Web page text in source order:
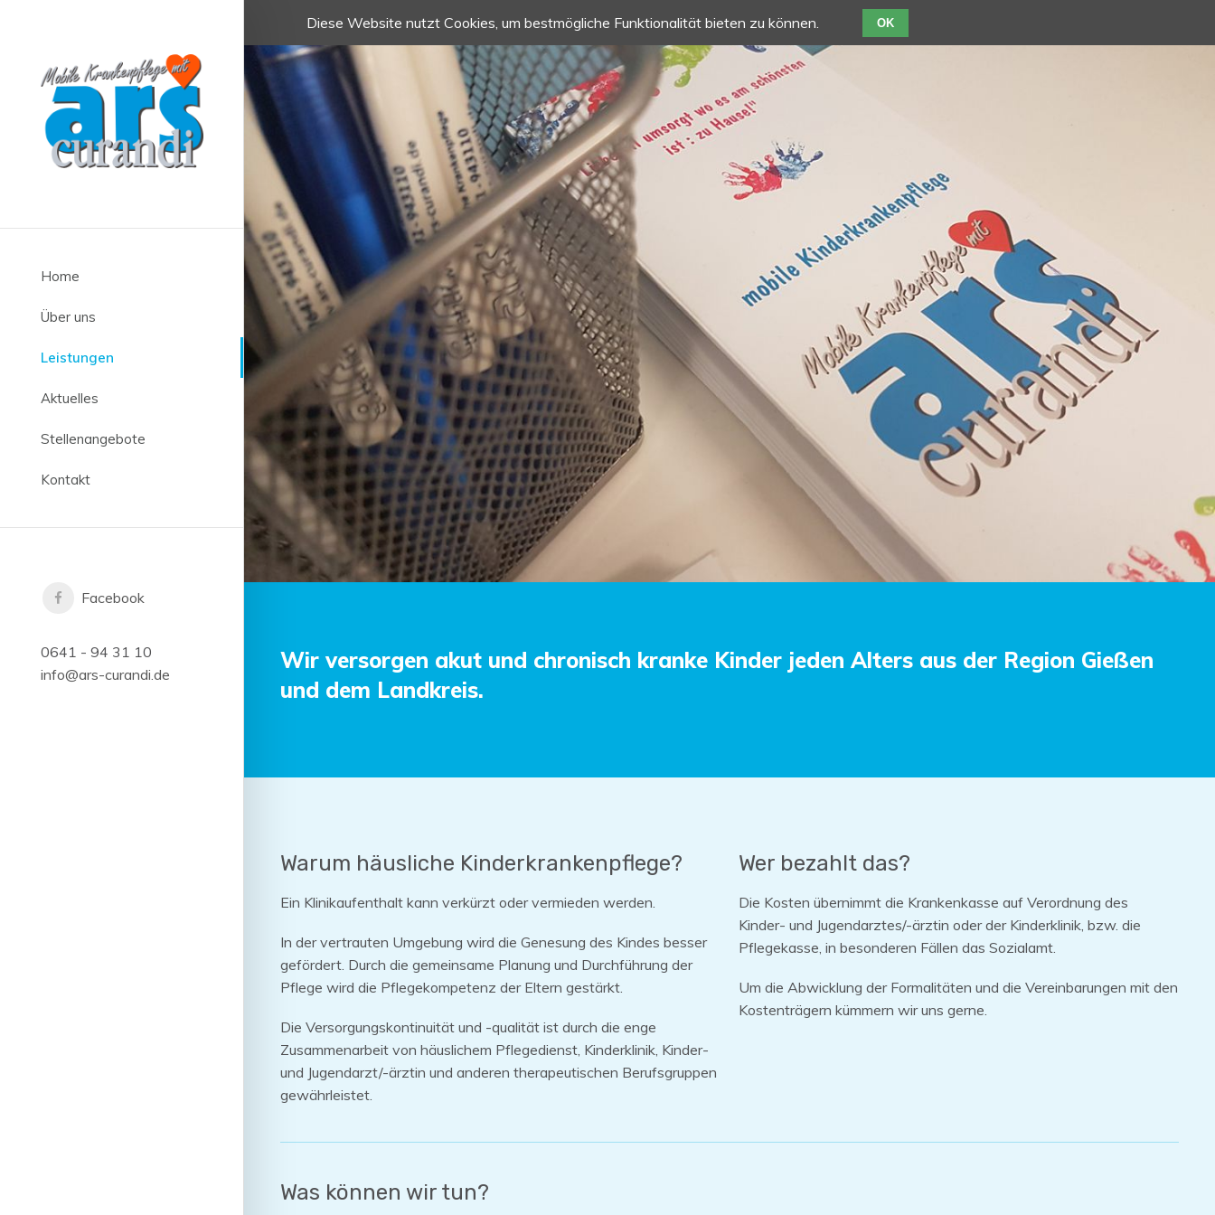
Home
Über uns
Leistungen
Aktuelles
Stellenangebote
Kontakt
Facebook
0641 - 94 31 10
info@ars-curandi.de
Wir versorgen akut und chronisch kranke Kinder jeden Alters aus der Region Gießen
und dem Landkreis.
Warum häusliche Kinderkrankenpflege?
Ein Klinikaufenthalt kann verkürzt oder vermieden werden.
In der vertrauten Umgebung wird die Genesung des Kindes besser
gefördert. Durch die gemeinsame Planung und Durchführung der
Pflege wird die Pflegekompetenz der Eltern gestärkt.
Die Versorgungskontinuität und -qualität ist durch die enge
Zusammenarbeit von häuslichem Pflegedienst, Kinderklinik, Kinder-
und Jugendarzt/-ärztin und anderen therapeutischen Berufsgruppen
gewährleistet.
Wer bezahlt das?
Die Kosten übernimmt die Krankenkasse auf Verordnung des
Kinder- und Jugendarztes/-ärztin oder der Kinderklinik, bzw. die
Pflegekasse, in besonderen Fällen das Sozialamt.
Um die Abwicklung der Formalitäten und die Vereinbarungen mit den
Kostenträgern kümmern wir uns gerne.
Was können wir tun?
Diese Website nutzt Cookies, um bestmögliche Funktionalität bieten zu können. OK